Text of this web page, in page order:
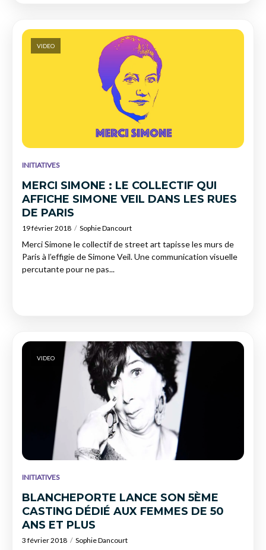
VIDEO
INITIATIVES
MERCI SIMONE : LE COLLECTIF QUI
AFFICHE SIMONE VEIL DANS LES RUES
DE PARIS
19 février 2018 Sophie Dancourt
Merci Simone le collectif de street art tapisse les murs de
Paris à l’effigie de Simone Veil. Une communication visuelle
percutante pour ne pas...
VIDEO
INITIATIVES
BLANCHEPORTE LANCE SON 5ÈME
CASTING DÉDIÉ AUX FEMMES DE 50
ANS ET PLUS
3 février 2018 Sophie Dancourt